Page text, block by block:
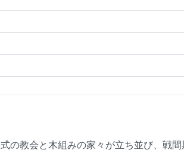
の教会と木組みの家々が立ち並び、戦